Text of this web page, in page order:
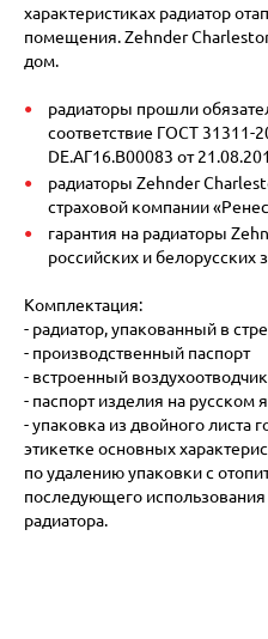
характеристиках радиатор
помещения. Zehnder
дом.
радиаторы прошли
соответствие ГОСТ 31311-
DE.АГ16.В00083 от
радиаторы Zehnder
страховой компании
гарантия на радиаторы
российских и белорусских
Комплектация:
- радиатор, упакованный в
- производственный паспорт
- встроенный
- паспорт изделия на русском
- упаковка из двойного листа
этикетке основных
по удалению упаковки с
последующего
радиатора.